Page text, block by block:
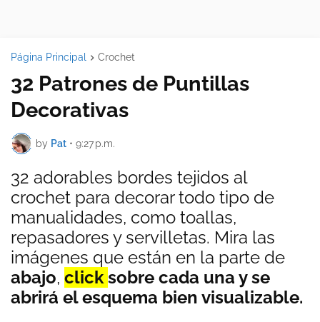
Página Principal Crochet
32 Patrones de Puntillas
Decorativas
by Pat • 9:27 p.m.
32 adorables bordes tejidos al
crochet para decorar todo tipo de
manualidades, como toallas,
repasadores y servilletas. Mira las
imágenes que están en la parte de
abajo, clicksobre cada una y se
abrirá el esquema bien visualizable.